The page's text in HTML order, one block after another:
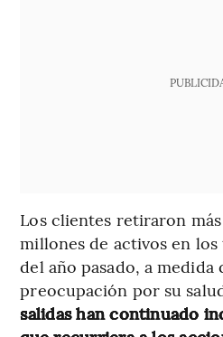
Los clientes retiraron
millones de activos en
del año pasado, a medida
preocupación por su
salidas han continuado